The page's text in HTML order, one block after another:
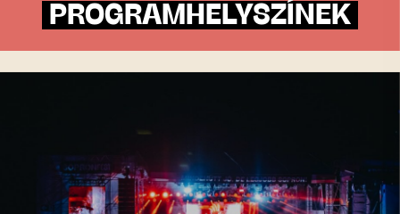
PROGRAMHELYSZÍNEK